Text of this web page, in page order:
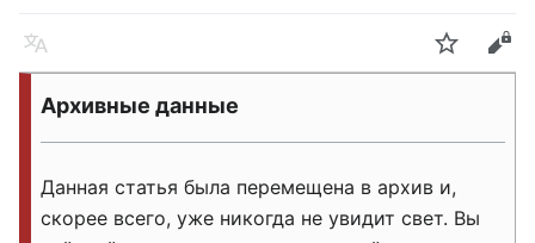
Язык Следить
Архивные данные
Данная статья была перемещена в архив и,
скорее всего, уже никогда не увидит свет. Вы